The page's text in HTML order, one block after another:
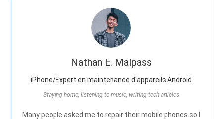
Nathan E. Malpass
iPhone/Expert en maintenance d'appareils Android
Staying home, listening to music, writing tech articles
Many people asked me to repair their mobile phones so I